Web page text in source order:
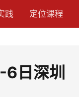
践 定位课程
日深圳